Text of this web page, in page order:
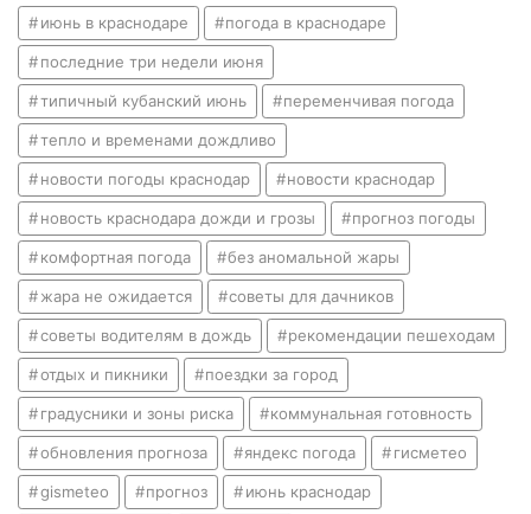
июнь в краснодаре погода в краснодаре
последние три недели июня
типичный кубанский июнь переменчивая погода
тепло и временами дождливо
новости погоды краснодар новости краснодар
новость краснодара дожди и грозы прогноз погоды
комфортная погода без аномальной жары
жара не ожидается советы для дачников
советы водителям в дождь рекомендации пешеходам
отдых и пикники поездки за город
градусники и зоны риска коммунальная готовность
обновления прогноза яндекс погода гисметео
gismeteo прогноз июнь краснодар